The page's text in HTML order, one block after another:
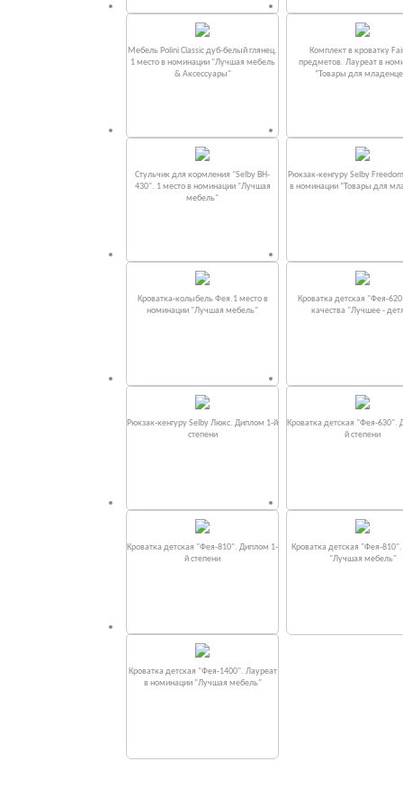
Мебель Polini Classic дуб-белый глянец.
1 место в номинации "Лучшая мебель
& Аксессуары"
Комплект в кроватку
предметов. Лауреат в
“Товары для
Стульчик для кормления "Selby BH-
430". 1 место в номинации "Лучшая
мебель"
Рюкзак-кенгуру Selby
в номинации “Товары для
Кроватка-колыбель Фея.1 место в
номинации "Лучшая мебель"
Кроватка детская "Фея-
качества "Лучшее -
Рюкзак-кенгуру Selby Люкс. Диплом 1-й
степени
Кроватка детская "Фея-630".
й степени
Кроватка детская "Фея-810". Диплом 1-
й степени
Кроватка детская "Фея-
"Лучшая мебель"
Кроватка детская "Фея-1400". Лауреат
в номинации "Лучшая мебель"